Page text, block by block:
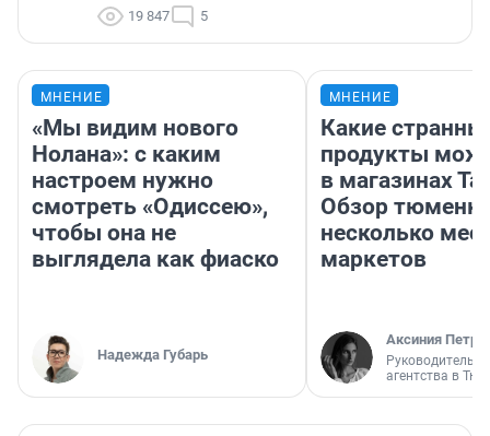
19 847 5
МНЕНИЕ
«Мы видим нового
Нолана»: с каким
настроем нужно
смотреть «Одиссею»,
чтобы она не
выглядела как фиаско
Надежда Губарь
МНЕНИЕ
Какие
продукты
в магазинах
Обзор
несколько
маркетов
Аксиния
Руководитель
агентства в